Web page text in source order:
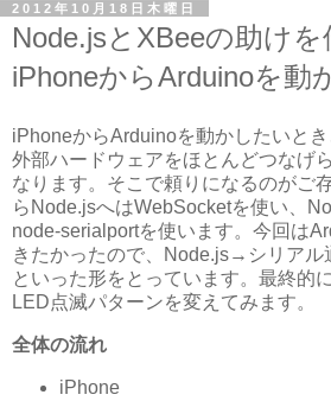
2012年10月18日木曜日
Node.jsとXBeeの助けを
iPhoneからArduinoを動
iPhoneからArduinoを動かしたいと
外部ハードウェアをほとんどつなげ
なります。そこで頼りになるのがご
らNode.jsへはWebSocketを使い、
node-serialportを使います。今回は
きたかったので、Node.js→シリア
といった形をとっています。最終的
LED点滅パターンを変えてみます。
全体の流れ
iPhone